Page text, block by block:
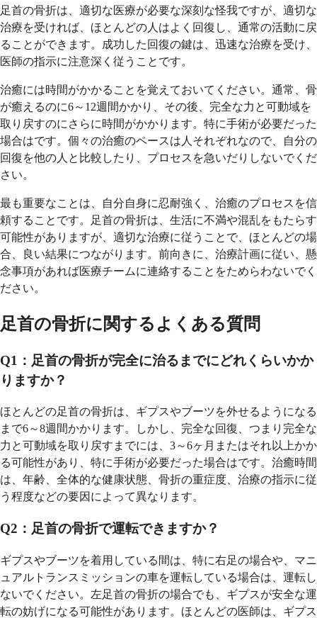
足首の骨折は、適切な医療が必要な深刻な怪我ですが、適切な
治療を受ければ、ほとんどの人はよく回復し、通常の活動に戻
ることができます。成功した回復の鍵は、迅速な治療を受け、
医師の指示に注意深く従うことです。
治癒には時間がかかることを覚えておいてください。通常、骨
が癒えるのに6～12週間かかり、その後、完全な力と可動域を
取り戻すのにさらに時間がかかります。特に手術が必要だった
場合はです。個々の治癒のペースは人それぞれなので、自分の
回復を他の人と比較したり、プロセスを急いだりしないでくだ
さい。
最も重要なことは、自分自身に忍耐強く、治癒のプロセスを信
頼することです。足首の骨折は、生活に不満や混乱をもたらす
可能性がありますが、適切な治療に従うことで、ほとんどの場
合、良い結果につながります。前向きに、治療計画に従い、懸
念事項があれば医療チームに連絡することをためらわないでく
ださい。
足首の骨折に関するよくある質問
Q1：足首の骨折が完全に治るまでにどれくらいかか
りますか？
ほとんどの足首の骨折は、ギプスやブーツを外せるようになる
まで6～8週間かかります。しかし、完全な回復、つまり完全な
力と可動域を取り戻すまでには、3～6ヶ月またはそれ以上かか
る可能性があり、特に手術が必要だった場合はです。治癒時間
は、年齢、全体的な健康状態、骨折の重症度、治療の指示に従
う程度などの要因によって異なります。
Q2：足首の骨折で運転できますか？
ギプスやブーツを着用している間は、特に右足の場合や、マニ
ュアルトランスミッションの車を運転している場合は、運転し
ないでください。左足首の骨折の場合でも、ギプスが安全な運
転の妨げになる可能性があります。ほとんどの医師は、ギプス